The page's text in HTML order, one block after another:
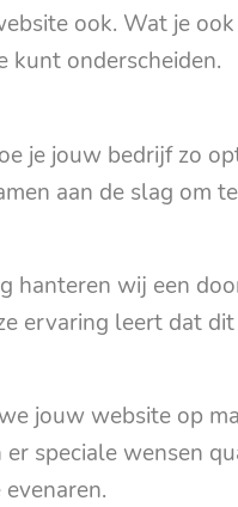
ook. Wat je
kunt onderscheiden.
je jouw bedrijf zo
aan de slag om
hanteren wij een
ervaring leert dat
jouw website op
speciale wensen